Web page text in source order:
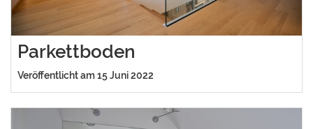
Parkettboden
Veröffentlicht am 15 Juni 2022